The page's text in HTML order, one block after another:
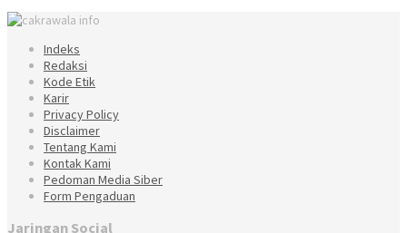
Indeks
Redaksi
Kode Etik
Karir
Privacy Policy
Disclaimer
Tentang Kami
Kontak Kami
Pedoman Media Siber
Form Pengaduan
Jaringan Social